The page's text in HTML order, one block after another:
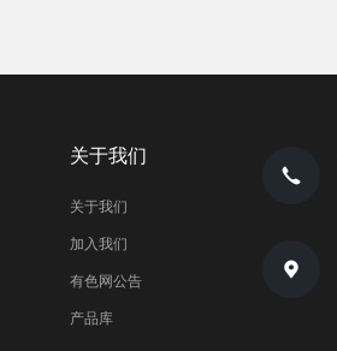
关于我们
关于我们
加入我们
有色网公告
产品库